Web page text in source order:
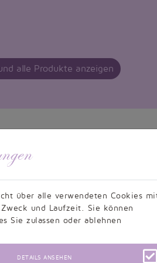
alle Produkte anzeigen
über alle verwendeten Cookies
und Laufzeit. Sie können
Sie zulassen oder ablehnen
DETAILS ANSEHEN